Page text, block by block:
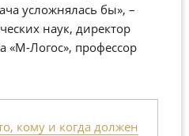
усложнялась бы», –
наук, директор
«М-Логос», профессор
кому и когда должен